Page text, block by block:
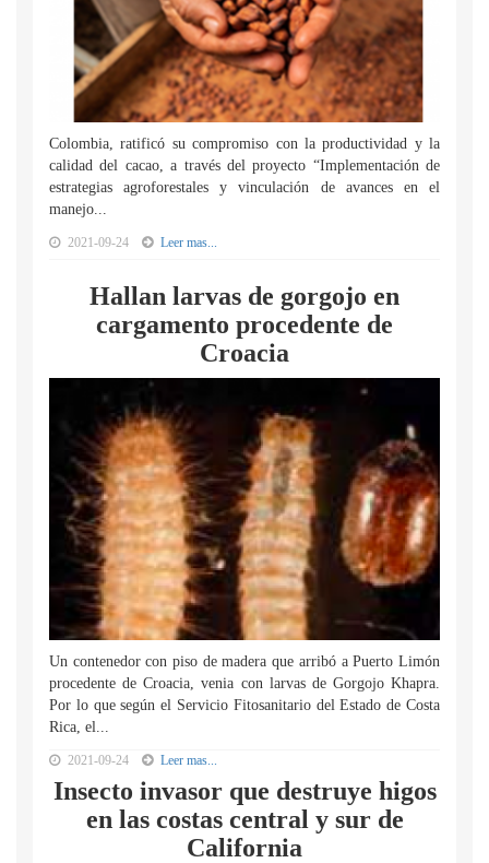
Colombia, ratificó su compromiso con la productividad y la
calidad del cacao, a través del proyecto “Implementación de
estrategias agroforestales y vinculación de avances en el
manejo...
2021-09-24 Leer mas...
Hallan larvas de gorgojo en
cargamento procedente de
Croacia
Un contenedor con piso de madera que arribó a Puerto Limón
procedente de Croacia, venia con larvas de Gorgojo Khapra.
Por lo que según el Servicio Fitosanitario del Estado de Costa
Rica, el...
2021-09-24 Leer mas...
Insecto invasor que destruye higos
en las costas central y sur de
California